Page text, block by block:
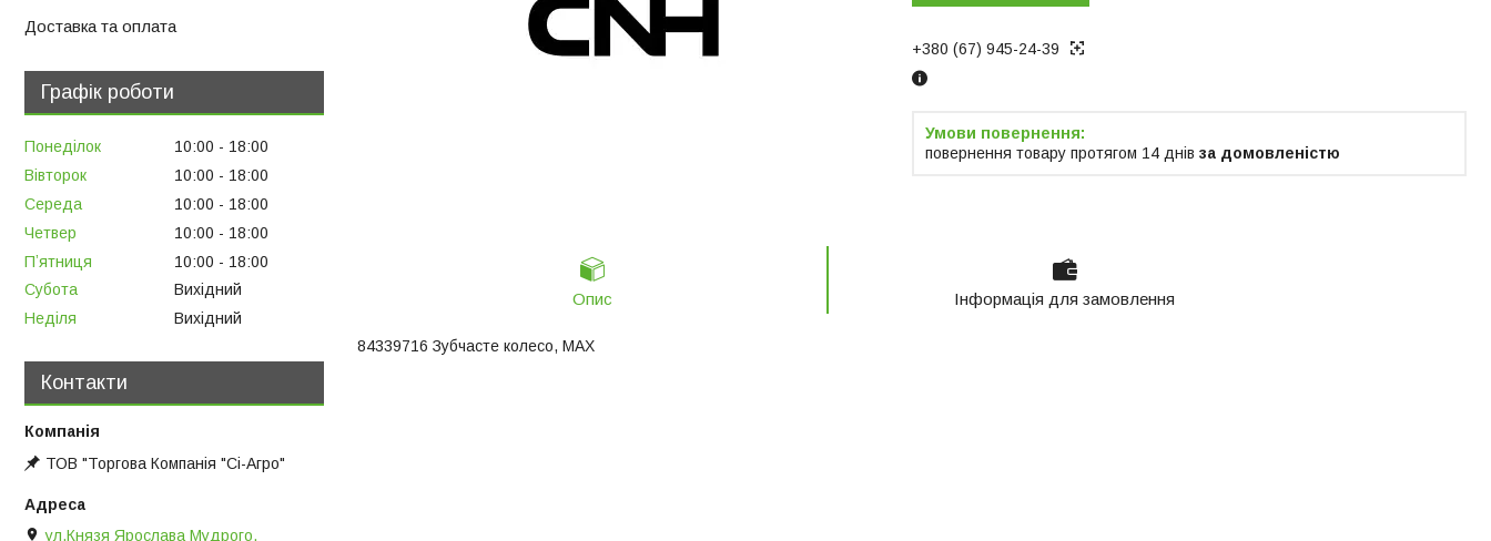
+380 (67) 945-24-39
повернення товару протягом 14 днів за домовленістю
Опис Інформація для замовлення
84339716 Зубчасте колесо, MAX
Доставка та оплата
Графік роботи
Понеділок 10:00
18:00
Вівторок
10:00
18:00
Середа
10:00
18:00
Четвер
10:00
18:00
Пʼятниця
10:00
18:00
Субота
Вихідний
Неділя
Вихідний
Контакти
ТОВ "Торгова Компанія "Сі-Агро"
ул.Князя Ярослава Мудрого,